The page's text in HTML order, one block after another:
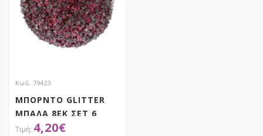
Κωδ. 79423
ΜΠΟΡΝΤΟ GLITTER
ΜΠΑΛΑ 8ΕΚ ΣΕΤ 6
4,20€